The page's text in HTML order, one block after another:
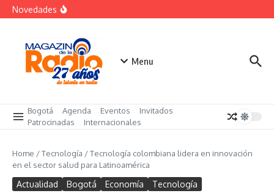
Saltar al contenido
Novedades
La posesión presidencial se verá en especial de DNEWS
sustitución de la coca
Menu
Bogotá Agenda Eventos
Invitados
Patrocinadas
Internacionales
Home /Tecnología /Tecnología colombiana lidera en innovación
en el sector salud para Latinoamérica
Actualidad Bogotá Economía Tecnología